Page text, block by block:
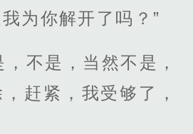
为你解开了吗？”
，不是，当然不是，
赶紧，我受够了，